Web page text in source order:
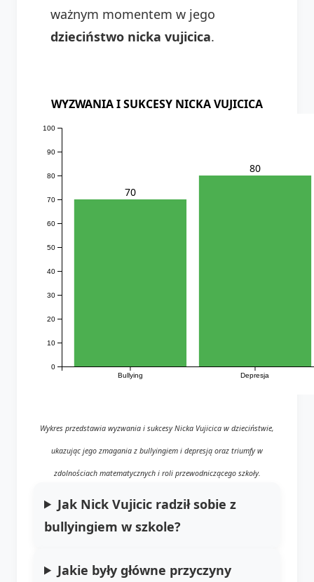
ważnym momentem w jego
dzieciństwo nicka vujicica.
WYZWANIA I SUKCESY NICKA VUJICICA
Bullying Depresja
0
10
20
30
40
50
60
70
80
90
100
70
80
Wykres przedstawia wyzwania i sukcesy Nicka Vujicica w dzieciństwie,
ukazując jego zmagania z bullyingiem i depresją oraz triumfy w
zdolnościach matematycznych i roli przewodniczącego szkoły.
Jak Nick Vujicic radził sobie z
bullyingiem w szkole?
Jakie były główne przyczyny